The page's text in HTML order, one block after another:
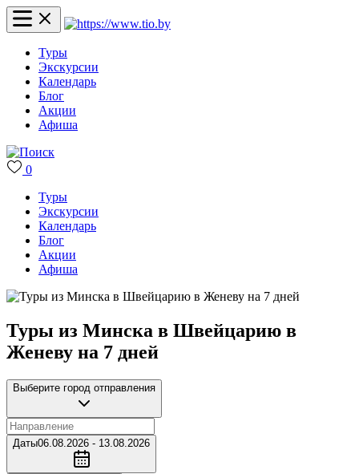
Туры
Экскурсии
Календарь
Блог
Акции
Афиша
0
Туры
Экскурсии
Календарь
Блог
Акции
Афиша
Туры из Минска в Швейцарию в
Женеву на 7 дней
Выберите город отправления
Даты06.08.2026 - 13.08.2026